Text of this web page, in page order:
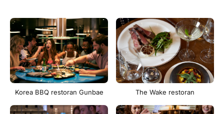
Korea BBQ restoran Gunbae The Wake restoran